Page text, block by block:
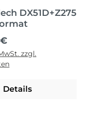
DX51D+Z275
zzgl.
Details